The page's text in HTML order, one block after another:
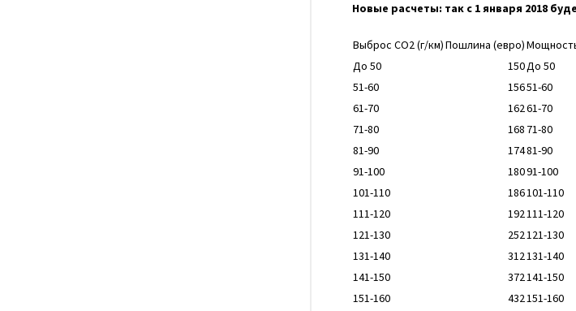
Новые расчеты: так с 1 января 2018
Выброс СО2 (г/км)Пошлина (евро)
До 50
150До 50
51-60
15651-60
61-70
16261-70
71-80
168 71-80
81-90
17481-90
91-100
18091-100
101-110
186101-110
111-120
192111-120
121-130
252121-130
131-140
312131-140
141-150
372141-150
151-160
432151-160